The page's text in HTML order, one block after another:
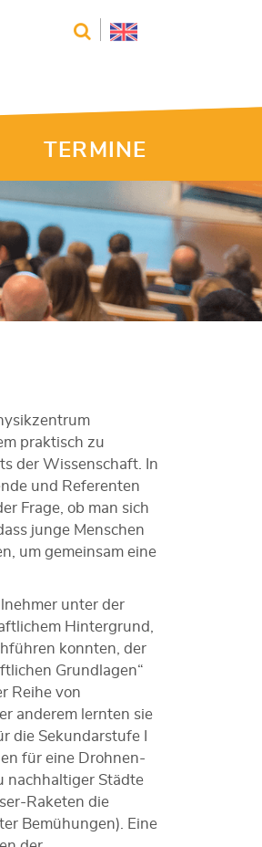
TERMINE
praktisch zu
der Wissenschaft. In
und Referenten
Frage, ob man sich
junge Menschen
um gemeinsam eine
unter der
Hintergrund,
konnten, der
Grundlagen“
Reihe von
anderem lernten sie
die Sekundarstufe I
für eine Drohnen-
nachhaltiger Städte
Raketen die
Bemühungen). Eine